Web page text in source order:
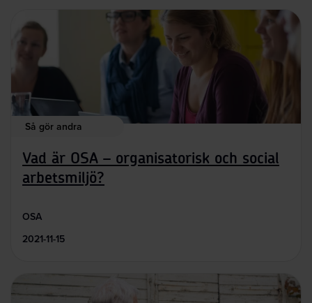
Så gör andra
Vad är OSA – organisatorisk och social
arbetsmiljö?
OSA
2021-11-15